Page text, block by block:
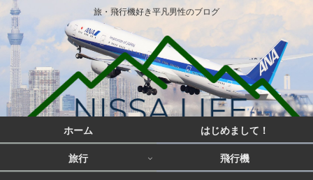
旅・飛行機好き平凡男性のブログ
ホーム はじめまして！
旅行 飛行機